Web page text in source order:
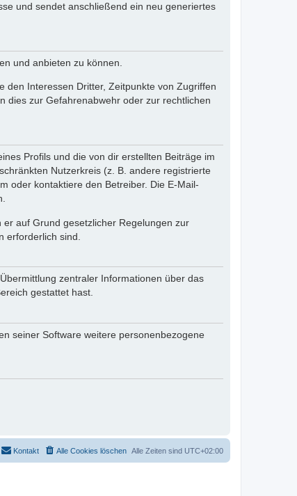
und sendet anschließend ein neu generiertes
und anbieten zu können.
den Interessen Dritter, Zeitpunkte von Zugriffen
dies zur Gefahrenabwehr oder zur rechtlichen
Profils und die von dir erstellten Beiträge im
Nutzerkreis (z. B. andere registrierte
oder kontaktiere den Betreiber. Die E-Mail-
auf Grund gesetzlicher Regelungen zur
erforderlich sind.
zentraler Informationen über das
gestattet hast.
seiner Software weitere personenbezogene
Alle Zeiten sind UTC+02:00
Alle Cookies löschen
Kontakt